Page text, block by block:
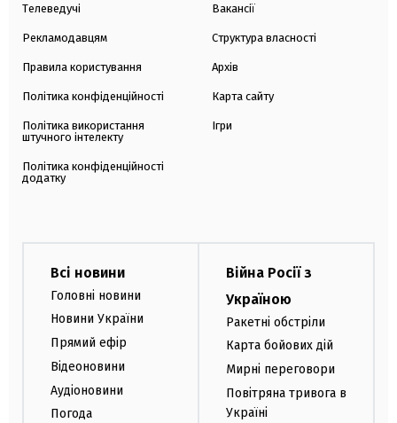
Телеведучі
Рекламодавцям
Правила користування
Політика конфіденційності
Політика використання
штучного інтелекту
Політика конфіденційності
додатку
Вакансії
Структура власності
Архів
Карта сайту
Ігри
Всі новини
Головні новини
Новини України
Прямий ефір
Відеоновини
Аудіоновини
Погода
Війна Росії з
Україною
Ракетні обстріли
Карта бойових дій
Мирні переговори
Повітряна тривога в
Україні